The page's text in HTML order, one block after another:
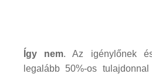
Így nem. Az igénylőnek
legalább 50%-os